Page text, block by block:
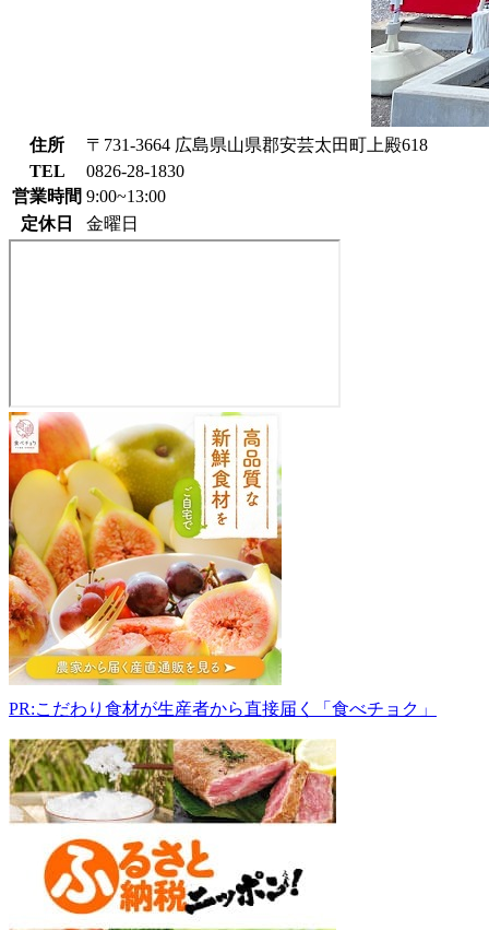
住所
〒731-3664 広島県山県郡安芸太田町上殿618
TEL
0826-28-1830
営業時間 9:00~13:00
定休日
金曜日
太
田
川
産
直
市
731-
3664
広
島
県
山
県
郡
安
芸
太
田
町
PR:こだわり食材が生産者から直接届く「食べチョク」